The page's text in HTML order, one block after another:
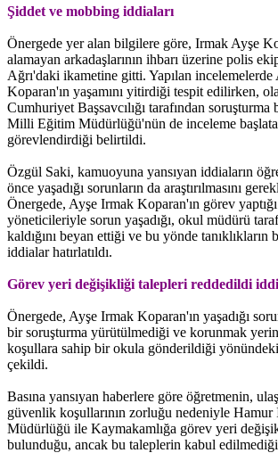
Şiddet ve mobbing iddiaları
Önergede yer alan bilgilere göre, Irmak Ayşe
alamayan arkadaşlarının ihbarı üzerine polis
Ağrı'daki ikametine gitti. Yapılan
Koparan'ın yaşamını yitirdiği tespit edilirken,
Cumhuriyet Başsavcılığı tarafından soruşturma
Milli Eğitim Müdürlüğü'nün de inceleme
görevlendirdiği belirtildi.
Özgül Saki, kamuoyuna yansıyan iddiaların
önce yaşadığı sorunların da araştırılmasını
Önergede, Ayşe Irmak Koparan'ın görev
yöneticileriyle sorun yaşadığı, okul müdürü
kaldığını beyan ettiği ve bu yönde
iddialar hatırlatıldı.
Görev yeri değişikliği talepleri reddedildi
Önergede, Ayşe Irmak Koparan'ın yaşadığı
bir soruşturma yürütülmediği ve korunmak
koşullara sahip bir okula gönderildiği
çekildi.
Basına yansıyan haberlere göre öğretmenin,
güvenlik koşullarının zorluğu nedeniyle
Müdürlüğü ile Kaymakamlığa görev yeri
bulunduğu, ancak bu taleplerin kabul